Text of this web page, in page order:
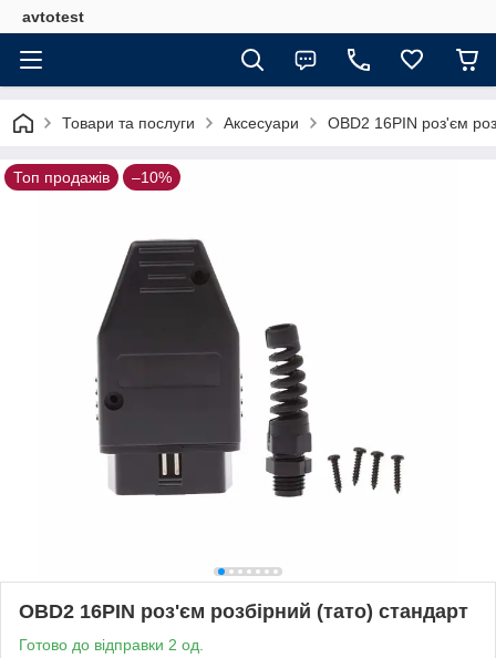
avtotest
Товари та послуги Аксесуари OBD2 16PIN роз'єм
Топ продажів –10%
OBD2 16PIN роз'єм розбірний (тато) стандарт
Готово до відправки 2 од.